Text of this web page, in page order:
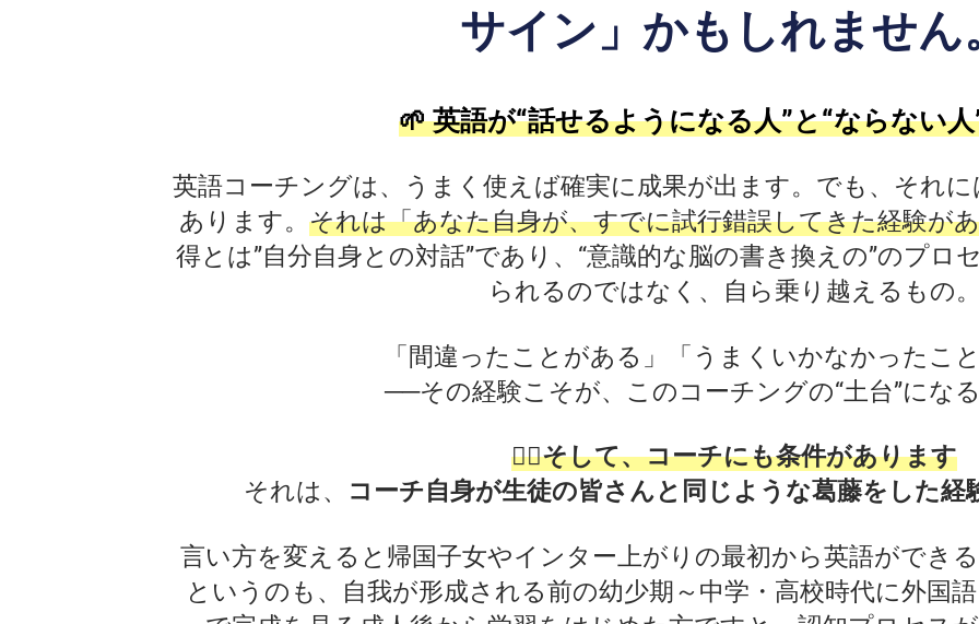
サイン」かもしれません
🌱 英語が“話せるようになる人”と“ならない
英語コーチングは、うまく使えば確実に成果が出ます。でも、それ
あります。 それは「あなた自身が、すでに試行錯誤してきた経験が
得とは”自分自身との対話”であり、“意識的な脳の書き換えの”のプロ
られるのではなく、自ら乗り越えるもの
「間違ったことがある」「うまくいかなかったこ
──その経験こそが、このコーチングの“土台”にな
🧙‍♂️そして、コーチにも条件があります
それは、
コーチ自身が生徒の皆さんと同じような葛藤をした経
言い方を変えると帰国子女やインター上がりの最初から英語ができ
というのも、自我が形成される前の幼少期～中学・高校時代に外国